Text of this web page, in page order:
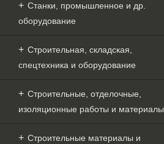
Станки, промышленное и др.
оборудование
Строительная, складская,
спецтехника и оборудование
Строительные, отделочные,
изоляционные работы и материалы
Строительные материалы и